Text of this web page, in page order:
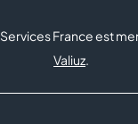
France est
Valiuz.